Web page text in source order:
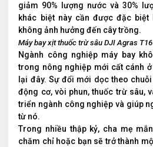
giảm 90% lượng nước và 30%
khác biệt này cần được đặc
không ảnh hưởng đến cây trồng.
Máy bay xịt thuốc trừ sâu DJI Agras T16
Ngành công nghiệp máy bay
trong nông nghiệp mới cất cánh
lại đây. Sự đổi mới dọc theo
động cơ, vòi phun, thuốc trừ sâu,
triển ngành công nghiệp và giúp
từ nó.
Trong nhiều thập kỷ, cha mẹ
chăm chỉ hoặc bạn sẽ trở thành